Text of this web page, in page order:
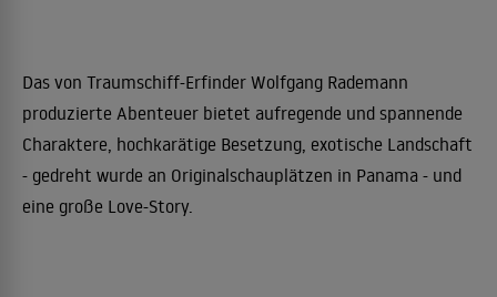
Das von Traumschiff-Erfinder Wolfgang Rademann
produzierte Abenteuer bietet aufregende und spannende
Charaktere, hochkarätige Besetzung, exotische Landschaft
- gedreht wurde an Originalschauplätzen in Panama - und
eine große Love-Story.